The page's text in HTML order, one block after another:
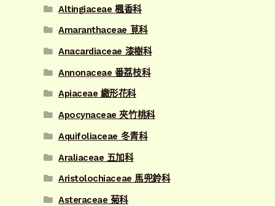
Altingiaceae 楓香科
Amaranthaceae 莧科
Anacardiaceae 漆樹科
Annonaceae 番荔枝科
Apiaceae 繖形花科
Apocynaceae 夾竹桃科
Aquifoliaceae 冬青科
Araliaceae 五加科
Aristolochiaceae 馬兜鈴科
Asteraceae 菊科